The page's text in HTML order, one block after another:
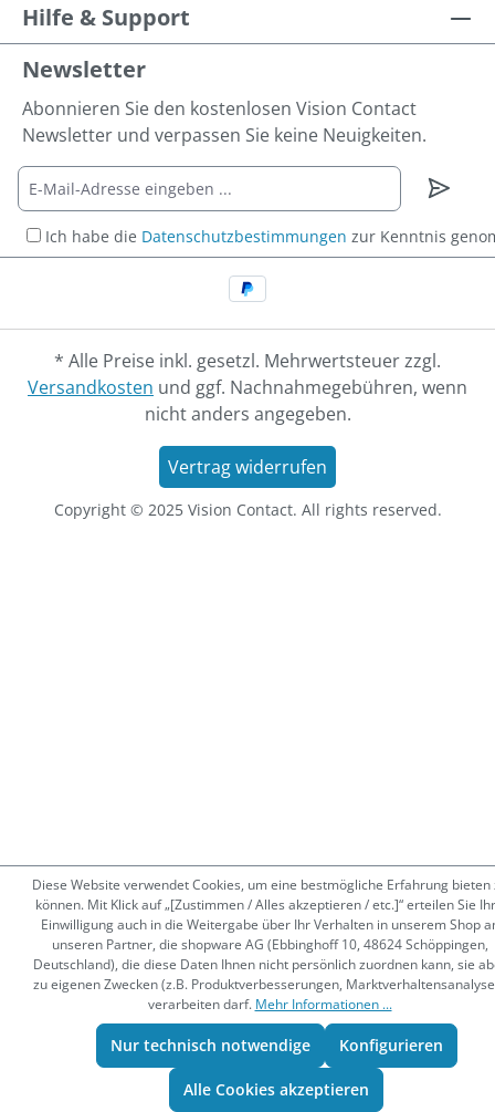
Hilfe & Support
Newsletter
Abonnieren Sie den kostenlosen Vision Contact
Newsletter und verpassen Sie keine Neuigkeiten.
Ich habe die Datenschutzbestimmungen zur Kenntnis
* Alle Preise inkl. gesetzl. Mehrwertsteuer zzgl.
Versandkosten und ggf. Nachnahmegebühren, wenn
nicht anders angegeben.
Vertrag widerrufen
Copyright © 2025 Vision Contact. All rights reserved.
Diese Website verwendet Cookies, um eine bestmögliche Erfahrung bieten
können. Mit Klick auf „[Zustimmen / Alles akzeptieren / etc.]“ erteilen Sie
Einwilligung auch in die Weitergabe über Ihr Verhalten in unserem Shop
unseren Partner, die shopware AG (Ebbinghoff 10, 48624 Schöppingen,
Deutschland), die diese Daten Ihnen nicht persönlich zuordnen kann, sie
zu eigenen Zwecken (z.B. Produktverbesserungen,
verarbeiten darf. Mehr Informationen ...
Nur technisch notwendige Konfigurieren
Alle Cookies akzeptieren